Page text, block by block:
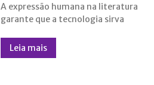
A expressão humana na literatura
garante que a tecnologia sirva
como aliada na busca por novas
Leia mais